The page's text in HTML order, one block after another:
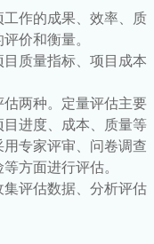
作的成果、效率、质
价和衡量。
目质量指标、项目成本
估两种。定量评估主要
进度、成本、质量等
专家评审、问卷调查
方面进行评估。
集评估数据、分析评估